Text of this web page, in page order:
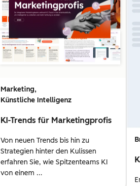
Marketing,
Künstliche Intelligenz
KI-Trends für Marketingprofis
Von neuen Trends bis hin zu
Strategien hinter den Kulissen
erfahren Sie, wie Spitzenteams KI
von einem ...